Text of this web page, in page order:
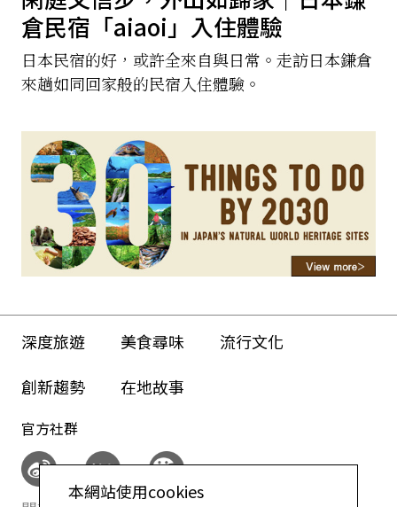
倉民宿「aiaoi」入住體驗
日本民宿的好，或許全來自與日常。走訪日本鎌倉
來趟如同回家般的民宿入住體驗。
深度旅遊 美食尋味
流行文化
創新趨勢
在地故事
官方社群
本網站使用cookies